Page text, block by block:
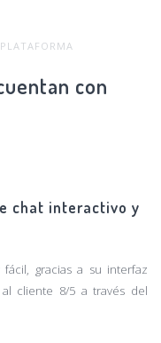
con
chat interactivo y
gracias a su interfaz
cliente 8/5 a través del